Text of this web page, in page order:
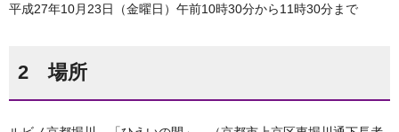
平成27年10月23日（金曜日）午前10時30分から11時30分まで
2 場所